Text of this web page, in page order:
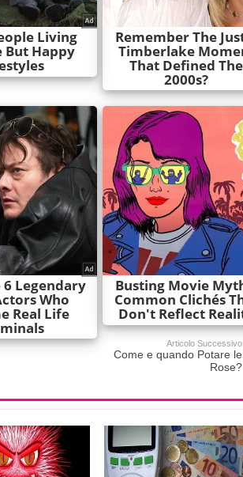
Articolo Successivo
Come e quando Potare le
Rose?